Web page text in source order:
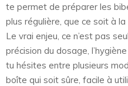
te permet de préparer les
plus régulière, que ce soit à
Le vrai enjeu, ce n’est pas
précision du dosage,
tu hésites entre plusieurs
boîte qui soit sûre, facile à